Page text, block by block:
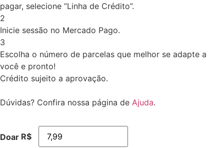
pagar, selecione “Linha de Crédito”.
2
Inicie sessão no Mercado Pago.
3
Escolha o número de parcelas que melhor se adapte a
você e pronto!
Crédito sujeito a aprovação.
Dúvidas? Confira nossa página de Ajuda.
Doar R$